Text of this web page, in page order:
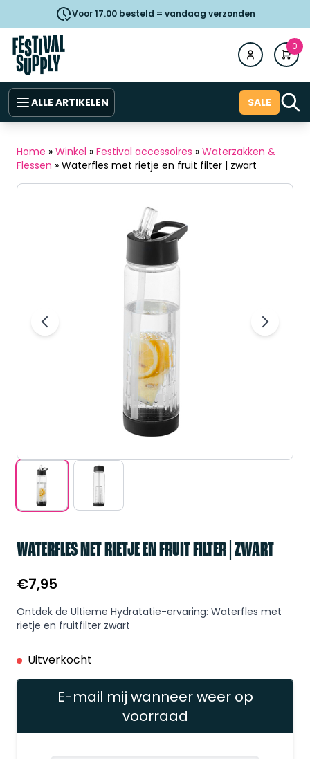
Voor 17.00 besteld = vandaag verzonden
0
ALLE ARTIKELEN SALE
Home » Winkel » Festival accessoires » Waterzakken &
Flessen » Waterfles met rietje en fruit filter | zwart
WATERFLES MET RIETJE EN FRUIT FILTER | ZWART
€7,95
Ontdek de Ultieme Hydratatie-ervaring: Waterfles met
rietje en fruitfilter zwart
Uitverkocht
E-mail mij wanneer weer op
voorraad